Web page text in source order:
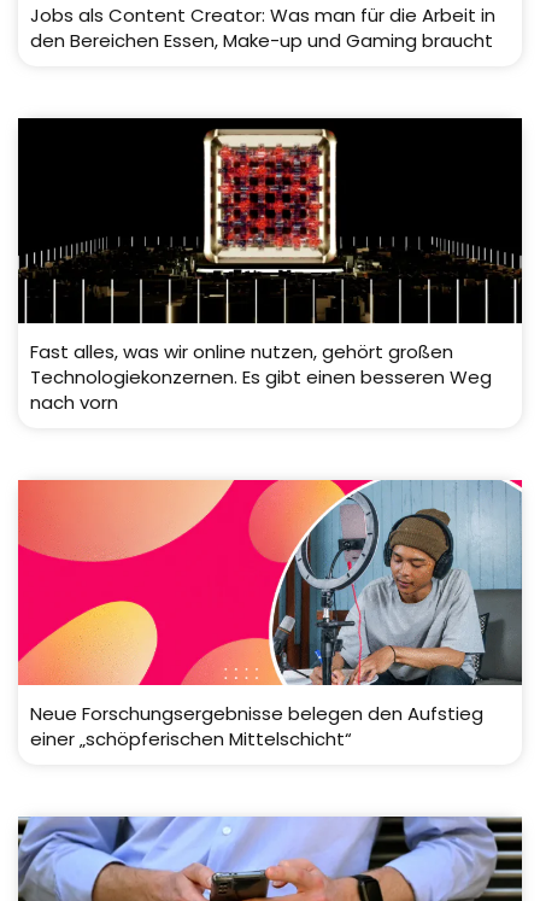
Jobs als Content Creator: Was man für die Arbeit in
den Bereichen Essen, Make-up und Gaming braucht
Fast alles, was wir online nutzen, gehört großen
Technologiekonzernen. Es gibt einen besseren Weg
nach vorn
Neue Forschungsergebnisse belegen den Aufstieg
einer „schöpferischen Mittelschicht“